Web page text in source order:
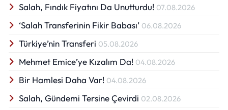
Salah, Fındık Fiyatını Da Unutturdu! 07.08.2026
‘Salah Transferinin Fikir Babası’ 06.08.2026
Türkiye’nin Transferi 05.08.2026
Mehmet Emice’ye Kızalım Da! 04.08.2026
Bir Hamlesi Daha Var! 04.08.2026
Salah, Gündemi Tersine Çevirdi 02.08.2026